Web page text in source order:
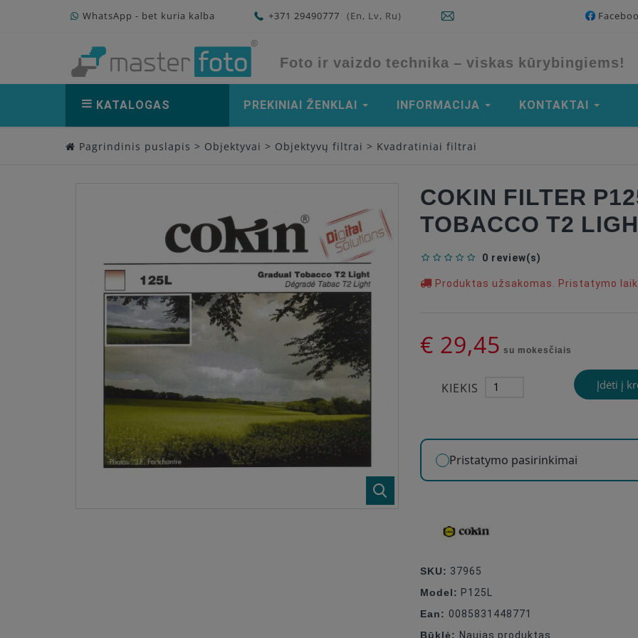
WhatsApp - bet kuria kalba +371 29490777 (En, Lv, Ru)
Foto ir vaizdo technika – viskas kūrybingiems!
KATALOGAS PREKINIAI ŽENKLAI INFORMACIJA KONTAKTAI
Pagrindinis puslapis > Objektyvai > Objektyvų filtrai > Kvadratiniai filtrai
COKIN FILTER
TOBACCO T2
0 review(s)
Produktas užsakomas. Pristatymo
€ 29,45 su mokesčiais
KIEKIS Įdėti į
Pristatymo pasirinkimai
SKU: 37965
Model: P125L
Ean: 0085831448771
Būklė: Naujas produktas